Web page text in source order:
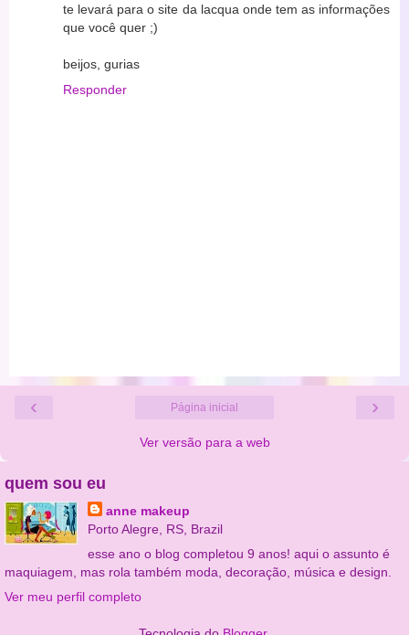
te levará para o site da lacqua onde tem as informações
que você quer ;)
beijos, gurias
Responder
‹ ›
Página inicial
Ver versão para a web
quem sou eu
anne makeup
Porto Alegre, RS, Brazil
esse ano o blog completou 9 anos! aqui o assunto é
maquiagem, mas rola também moda, decoração, música e design.
Ver meu perfil completo